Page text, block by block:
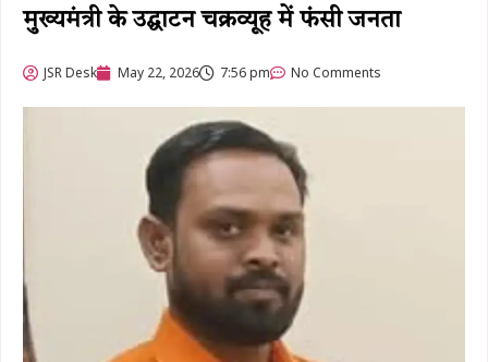
मुख्यमंत्री के उद्घाटन चक्रव्यूह में फंसी जनता
JSR Desk May 22, 2026 7:56 pm No Comments